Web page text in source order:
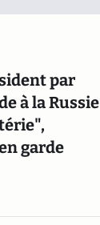
par
à la Russie
garde